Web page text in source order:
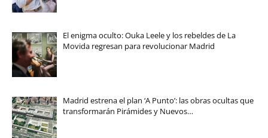
El enigma oculto: Ouka Leele y los rebeldes de La
Movida regresan para revolucionar Madrid
Madrid estrena el plan ‘A Punto’: las obras ocultas que
transformarán Pirámides y Nuevos…